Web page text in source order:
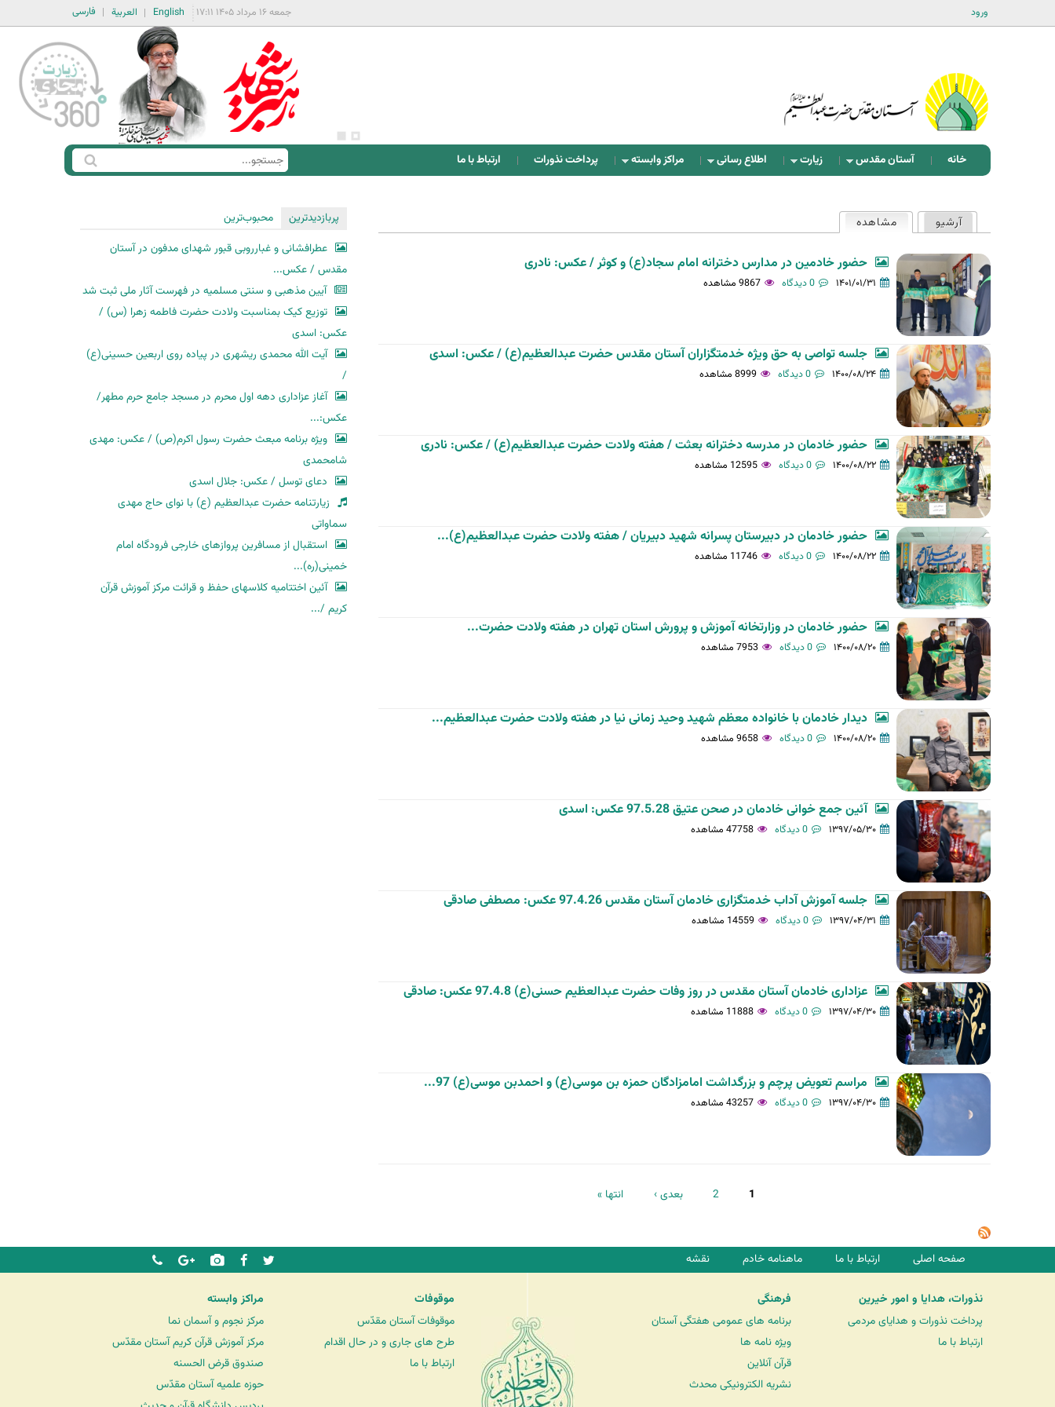
ورود فارسی العربية English جمعه ۱۶ مرداد ۱۴۰۵ ۱۷:۱۱
خانه آستان مقدس زیارت اطلاع رسانی مراکز وابسته پرداخت نذورات ارتباط با ما
ف
س
ت
ج
و
ج
س
ه
ا
ی
و
ل
ی
ه
آرشیو مشاهده(لبه فعال)
حضور خادمین در مدارس دخترانه امام سجاد(ع) و کوثر / عکس: نادری
۱۴۰۱/۰۱/۳۱ 0 دیدگاه 9867 مشاهده
جلسه تواصی به حق ویژه خدمتگزاران آستان مقدس حضرت عبدالعظیم(ع) / عکس: اسدی
۱۴۰۰/۰۸/۲۴ 0 دیدگاه 8999 مشاهده
حضور خادمان در مدرسه دخترانه بعثت / هفته ولادت حضرت عبدالعظیم(ع) / عکس: نادری
۱۴۰۰/۰۸/۲۲ 0 دیدگاه 12595 مشاهده
حضور خادمان در دبیرستان پسرانه شهید دبیریان / هفته ولادت حضرت عبدالعظیم(ع)...
۱۴۰۰/۰۸/۲۲ 0 دیدگاه 11746 مشاهده
حضور خادمان در وزارتخانه آموزش و پرورش استان تهران در هفته ولادت حضرت...
۱۴۰۰/۰۸/۲۰ 0 دیدگاه 7953 مشاهده
دیدار خادمان با خانواده معظم شهید وحید زمانی نیا در هفته ولادت حضرت عبدالعظیم...
۱۴۰۰/۰۸/۲۰ 0 دیدگاه 9658 مشاهده
آئین جمع خوانی خادمان در صحن عتیق 97.5.28 عکس: اسدی
۱۳۹۷/۰۵/۳۰ 0 دیدگاه 47758 مشاهده
جلسه آموزش آداب خدمتگزاری خادمان آستان مقدس 97.4.26 عکس: مصطفی صادقی
۱۳۹۷/۰۴/۳۱ 0 دیدگاه 14559 مشاهده
عزاداری خادمان آستان مقدس در روز وفات حضرت عبدالعظیم حسنی(ع) 97.4.8 عکس: صادقی
۱۳۹۷/۰۴/۳۰ 0 دیدگاه 11888 مشاهده
مراسم تعویض پرچم و بزرگداشت امامزادگان حمزه بن موسی(ع) و احمدبن موسی(ع) 97...
۱۳۹۷/۰۴/۳۰ 0 دیدگاه 43257 مشاهده
ح
ه‌
ه
1
2 بعدی › انتها »
پربازدیدترین
محبوب‌ترین
عطرافشانی و غبارروبی قبور شهدای مدفون در آستان
مقدس / عکس...
آیین مذهبی و سنتی مسلمیه در فهرست آثار ملی ثبت شد
توزیع کیک بمناسبت ولادت حضرت فاطمه زهرا (س) /
عکس: اسدی
آیت الله محمدی ریشهری در پیاده روی اربعین حسینی(ع)
/
آغاز عزاداری دهه اول محرم در مسجد جامع حرم مطهر/
عکس:...
ویژه برنامه مبعث حضرت رسول اکرم(ص) / عکس: مهدی
شامحمدی
دعای توسل / عکس: جلال اسدی
زیارتنامه حضرت عبدالعظیم (ع) با نوای حاج مهدی
سماواتی
استقبال از مسافرین پروازهای خارجی فرودگاه امام
خمینی(ره)...
آئین اختتامیه کلاسهای حفظ و قرائت مرکز آموزش قرآن
کریم /...
صفحه اصلی ارتباط با ما ماهنامه خادم نقشه
نذورات، هدایا و امور خیرین
پرداخت نذورات و هدایای مردمی
ارتباط با ما
فرهنگی
برنامه های عمومی هفتگی آستان
ویژه نامه ها
قرآن آنلاین
نشریه الکترونیکی محدث
موقوفات
موقوفات آستان مقدّس
طرح های جاری و در حال اقدام
ارتباط با ما
مراکز وابسته
مرکز نجوم و آسمان نما
مرکز آموزش قرآن کریم آستان مقدّس
صندوق قرض الحسنه
حوزه علمیه آستان مقدّس